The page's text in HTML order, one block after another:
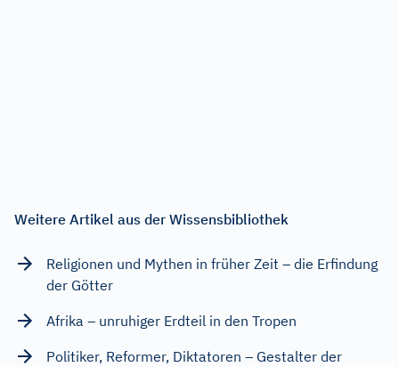
Weitere Artikel aus der Wissensbibliothek
Religionen und Mythen in früher Zeit – die Erfindung
der Götter
Afrika – unruhiger Erdteil in den Tropen
Politiker, Reformer, Diktatoren – Gestalter der